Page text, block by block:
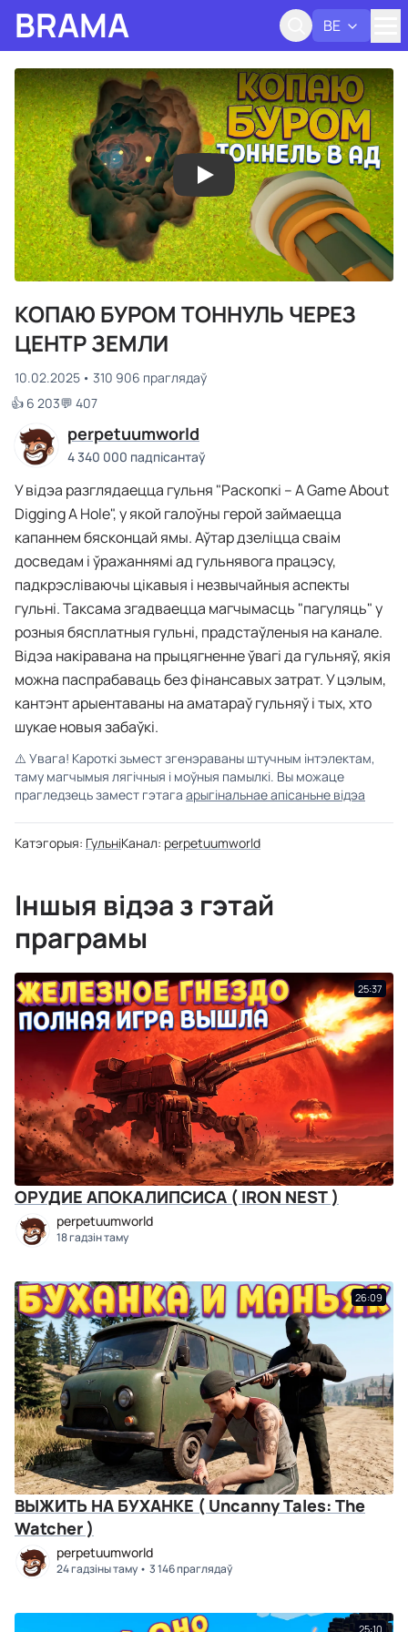
BRAMA BE
КОПАЮ БУРОМ ТОННУЛЬ ЧЕРЕЗ
ЦЕНТР ЗЕМЛИ
10.02.2025
310 906 праглядаў
👍 6 203💬 407
perpetuumworld
4 340 000 падпісантаў
У відэа разглядаецца гульня "Раскопкі – A Game About
Digging A Hole", у якой галоўны герой займаецца
капаннем бясконцай ямы. Аўтар дзеліцца сваім
досведам і ўражаннямі ад гульнявога працэсу,
падкрэсліваючы цікавыя і незвычайныя аспекты
гульні. Таксама згадваецца магчымасць "пагуляць" у
розныя бясплатныя гульні, прадстаўленыя на канале.
Відэа накіравана на прыцягненне ўвагі да гульняў, якія
можна паспрабаваць без фінансавых затрат. У цэлым,
кантэнт арыентаваны на аматараў гульняў і тых, хто
шукае новыя забаўкі.
⚠️ Увага! Кароткі зьмест згенэраваны штучным інтэлектам,
таму магчымыя лягічныя і моўныя памылкі. Вы можаце
прагледзець замест гэтага арыгінальнае апісаньне відэа
Катэгорыя: ГульніКанал: perpetuumworld
Іншыя відэа з гэтай
праграмы
25:37
ОРУДИЕ АПОКАЛИПСИСА ( IRON NEST )
perpetuumworld
18 гадзін таму
26:09
ВЫЖИТЬ НА БУХАНКЕ ( Uncanny Tales: The
Watcher )
perpetuumworld
24 гадзіны таму 3 146 праглядаў
25:10